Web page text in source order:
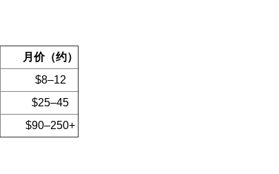
月价（约）
$8–12
$25–45
$90–250+